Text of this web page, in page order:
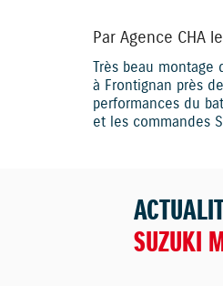
Par Agence CHA
Très beau montage
à Frontignan près
performances du
et les commandes
SUZUKI